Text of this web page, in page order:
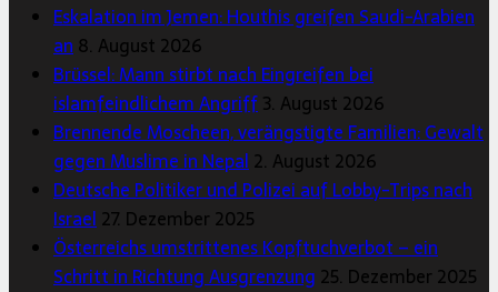
Eskalation im Jemen: Houthis greifen Saudi-Arabien
an 8. August 2026
Brüssel: Mann stirbt nach Eingreifen bei
islamfeindlichem Angriff3. August 2026
Brennende Moscheen, verängstigte Familien: Gewalt
gegen Muslime in Nepal 2. August 2026
Deutsche Politiker und Polizei auf Lobby-Trips nach
Israel 27. Dezember 2025
Österreichs umstrittenes Kopftuchverbot – ein
Schritt in Richtung Ausgrenzung 25. Dezember 2025